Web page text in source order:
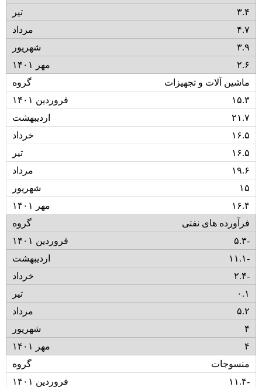
۳.۴
۴.۷
۳.۹
۲.۶
ماشین آلات و تجهیزات
۱۵.۳
۲۱.۷
۱۶.۵
۱۶.۵
۱۹.۶
۱۵
۱۶.۴
فرآورده های نفتی
۵.۳-
۱۱.۱-
۲.۴-
۰.۱
۵.۲
۴
۴
منسوجات
۱۱.۴-